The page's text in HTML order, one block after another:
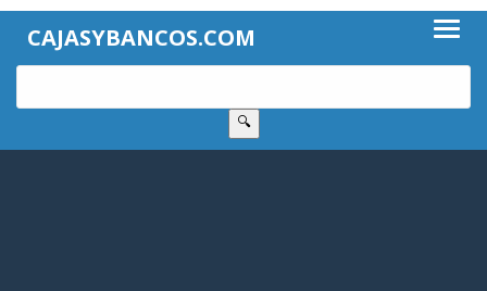
CAJASYBANCOS.COM
🔍